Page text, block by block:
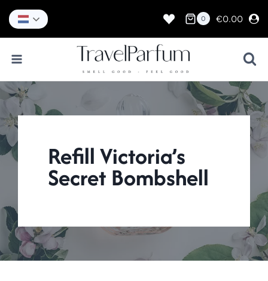
naar
inhoud
0 €0.00
Refill Victoria’s
Secret Bombshell